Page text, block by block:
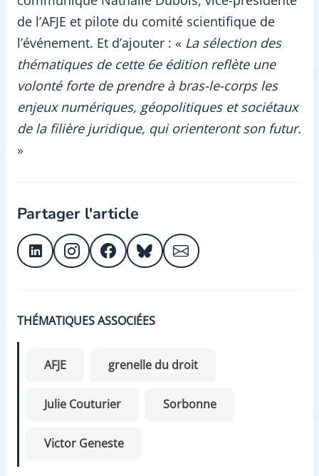
de l’AFJE et pilote du comité scientifique de
l’événement. Et d’ajouter : « La sélection des
thématiques de cette 6e édition reflète une
volonté forte de prendre à bras-le-corps les
enjeux numériques, géopolitiques et sociétaux
de la filière juridique, qui orienteront son futur.
»
Partager l'article
THÉMATIQUES ASSOCIÉES
AFJE grenelle du droit
Julie Couturier Sorbonne
Victor Geneste